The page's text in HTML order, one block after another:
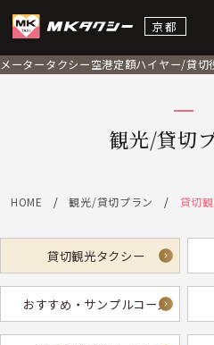
京都
メータータクシー空港定額ハイヤー/貸切
観光/貸切
HOME 観光/貸切プラン 貸切
貸切観光タクシー
おすすめ・サンプルコース